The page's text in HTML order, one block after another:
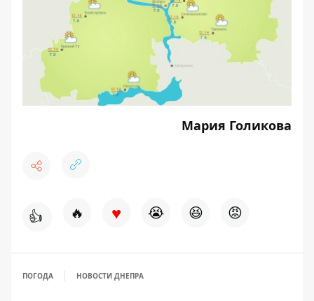
Мария Голикова
👍 🔥 ♥ 😭 😆 😡
ПОГОДА НОВОСТИ ДНЕПРА